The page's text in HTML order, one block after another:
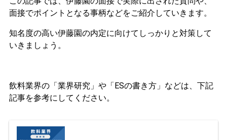
面接でポイントとなる事柄などをご紹介していきます。
知名度の高い伊藤園の内定に向けてしっかりと対策して
いきましょう。
飲料業界の「業界研究」や「ESの書き方」などは、下記
記事を参考にしてください。